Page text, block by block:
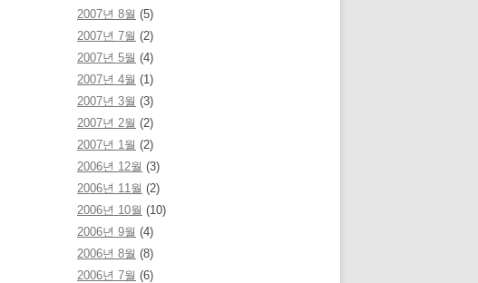
2007년 8월 (5)
2007년 7월 (2)
2007년 5월 (4)
2007년 4월 (1)
2007년 3월 (3)
2007년 2월 (2)
2007년 1월 (2)
2006년 12월 (3)
2006년 11월 (2)
2006년 10월 (10)
2006년 9월 (4)
2006년 8월 (8)
2006년 7월 (6)